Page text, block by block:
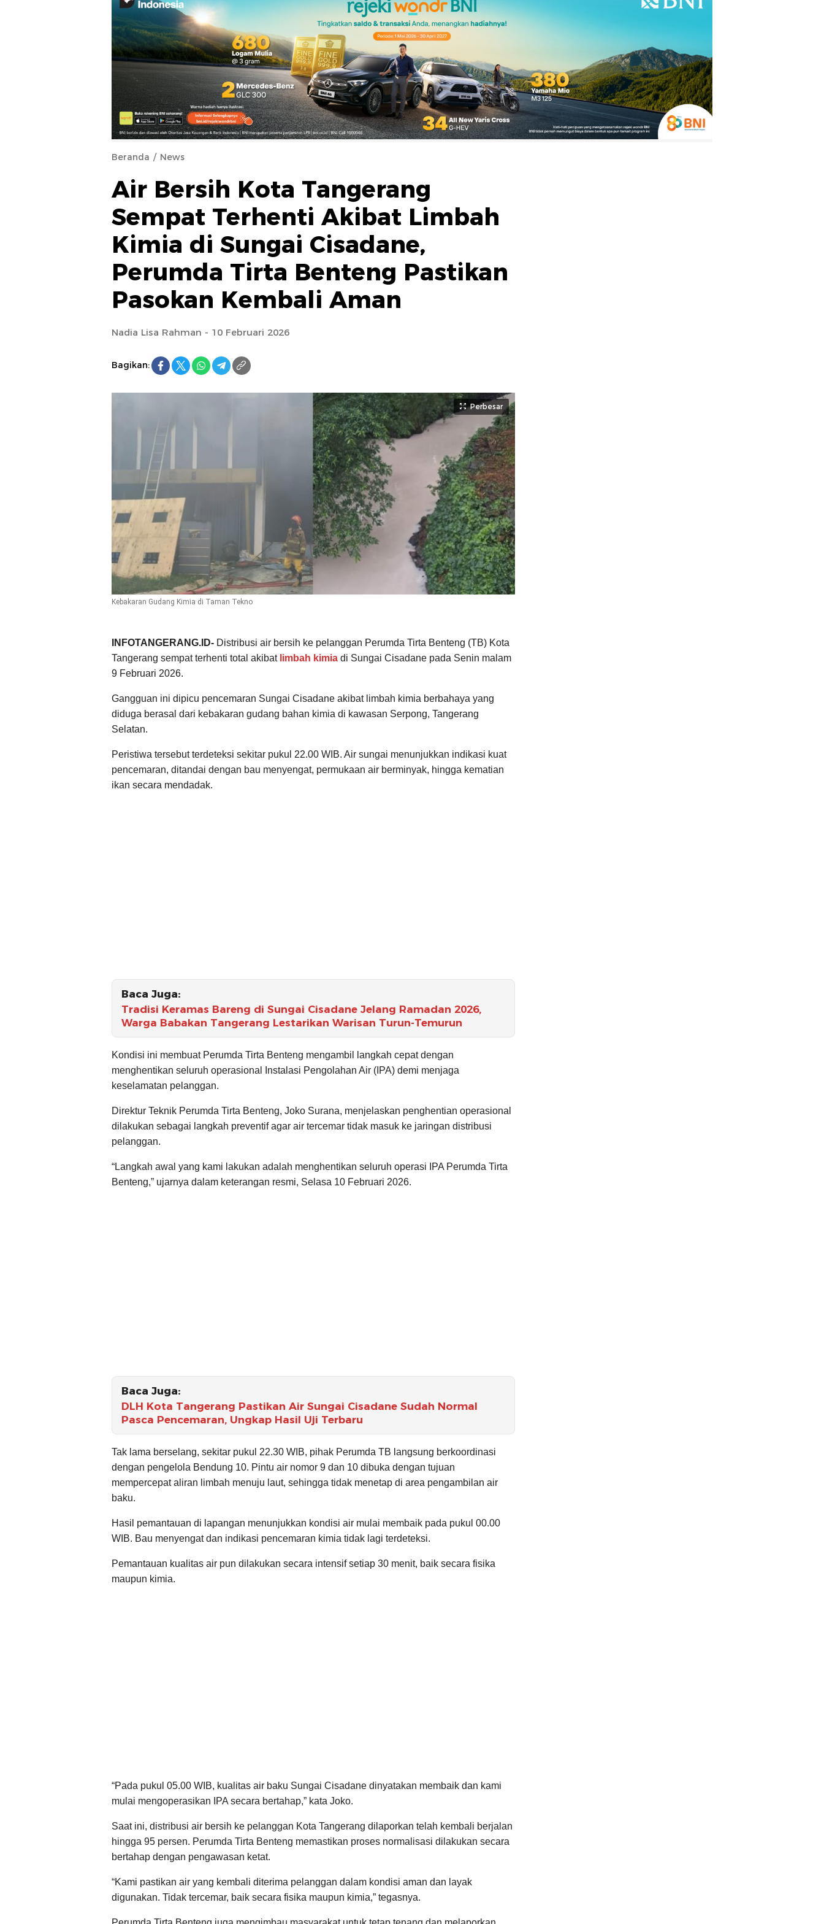
Beranda News
Air Bersih Kota Tangerang
Sempat Terhenti Akibat Limbah
Kimia di Sungai Cisadane,
Perumda Tirta Benteng Pastikan
Pasokan Kembali Aman
Nadia Lisa Rahman - 10 Februari 2026
Bagikan:
Perbesar
Kebakaran Gudang Kimia di Taman Tekno
INFOTANGERANG.ID- Distribusi air bersih ke pelanggan Perumda Tirta Benteng (TB) Kota
Tangerang sempat terhenti total akibat limbah kimia di Sungai Cisadane pada Senin malam
9 Februari 2026.
Gangguan ini dipicu pencemaran Sungai Cisadane akibat limbah kimia berbahaya yang
diduga berasal dari kebakaran gudang bahan kimia di kawasan Serpong, Tangerang
Selatan.
Peristiwa tersebut terdeteksi sekitar pukul 22.00 WIB. Air sungai menunjukkan indikasi kuat
pencemaran, ditandai dengan bau menyengat, permukaan air berminyak, hingga kematian
ikan secara mendadak.
Baca Juga:
Tradisi Keramas Bareng di Sungai Cisadane Jelang Ramadan 2026,
Warga Babakan Tangerang Lestarikan Warisan Turun-Temurun
Kondisi ini membuat Perumda Tirta Benteng mengambil langkah cepat dengan
menghentikan seluruh operasional Instalasi Pengolahan Air (IPA) demi menjaga
keselamatan pelanggan.
Direktur Teknik Perumda Tirta Benteng, Joko Surana, menjelaskan penghentian operasional
dilakukan sebagai langkah preventif agar air tercemar tidak masuk ke jaringan distribusi
pelanggan.
“Langkah awal yang kami lakukan adalah menghentikan seluruh operasi IPA Perumda Tirta
Benteng,” ujarnya dalam keterangan resmi, Selasa 10 Februari 2026.
Baca Juga:
DLH Kota Tangerang Pastikan Air Sungai Cisadane Sudah Normal
Pasca Pencemaran, Ungkap Hasil Uji Terbaru
Tak lama berselang, sekitar pukul 22.30 WIB, pihak Perumda TB langsung berkoordinasi
dengan pengelola Bendung 10. Pintu air nomor 9 dan 10 dibuka dengan tujuan
mempercepat aliran limbah menuju laut, sehingga tidak menetap di area pengambilan air
baku.
Hasil pemantauan di lapangan menunjukkan kondisi air mulai membaik pada pukul 00.00
WIB. Bau menyengat dan indikasi pencemaran kimia tidak lagi terdeteksi.
Pemantauan kualitas air pun dilakukan secara intensif setiap 30 menit, baik secara fisika
maupun kimia.
“Pada pukul 05.00 WIB, kualitas air baku Sungai Cisadane dinyatakan membaik dan kami
mulai mengoperasikan IPA secara bertahap,” kata Joko.
Saat ini, distribusi air bersih ke pelanggan Kota Tangerang dilaporkan telah kembali berjalan
hingga 95 persen. Perumda Tirta Benteng memastikan proses normalisasi dilakukan secara
bertahap dengan pengawasan ketat.
“Kami pastikan air yang kembali diterima pelanggan dalam kondisi aman dan layak
digunakan. Tidak tercemar, baik secara fisika maupun kimia,” tegasnya.